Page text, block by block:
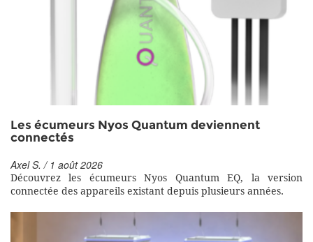
Les écumeurs Nyos Quantum deviennent
connectés
Axel S. / 1 août 2026
Découvrez les écumeurs Nyos Quantum EQ, la version
connectée des appareils existant depuis plusieurs années.